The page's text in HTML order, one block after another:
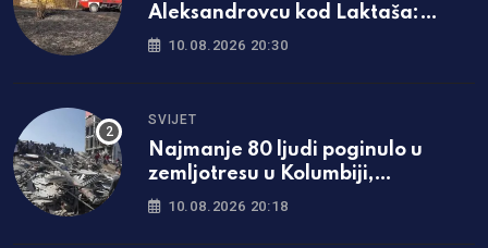
Aleksandrovcu kod Laktaša:
Vatrogasci ostaju dežurati na
10.08.2026 20:30
SVIJET
Najmanje 80 ljudi poginulo u
zemljotresu u Kolumbiji,
proglašena nacionalna
10.08.2026 20:18